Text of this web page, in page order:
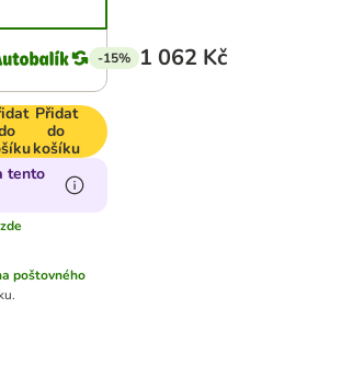
-15% 1 062 Kč
Přidat
do
košíku
tento
poštovného